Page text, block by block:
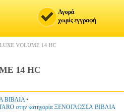
Αγορά
χωρίς εγγραφή
VOLUME 14 HC
14 HC
ΒΙΒΛΙΑ•
στην κατηγορία ΞΕΝΟΓΛΩΣΣΑ ΒΙΒΛΙΑ